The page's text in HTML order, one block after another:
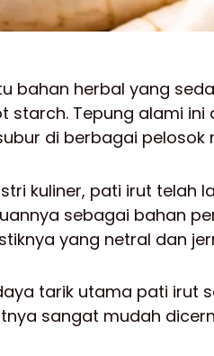
bahan herbal yang
starch. Tepung alami
di berbagai pelosok
kuliner, pati irut telah
sebagai bahan
yang netral dan
tarik utama pati irut
sangat mudah